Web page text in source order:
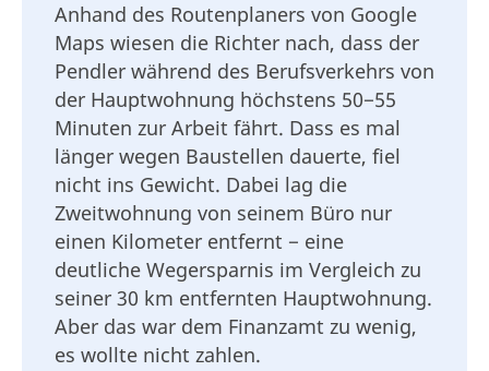
Anhand des Routenplaners von Google
Maps wiesen die Richter nach, dass der
Pendler während des Berufsverkehrs von
der Hauptwohnung höchstens 50−55
Minuten zur Arbeit fährt. Dass es mal
länger wegen Baustellen dauerte, fiel
nicht ins Gewicht. Dabei lag die
Zweitwohnung von seinem Büro nur
einen Kilometer entfernt − eine
deutliche Wegersparnis im Vergleich zu
seiner 30 km entfernten Hauptwohnung.
Aber das war dem Finanzamt zu wenig,
es wollte nicht zahlen.